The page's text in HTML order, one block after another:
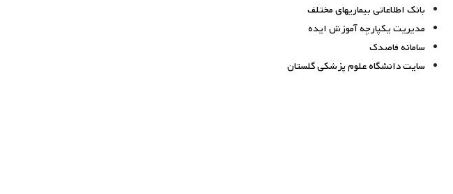
بانک اطلاعاتی بیماریهای مختلف
مدیریت یکپارچه آموزش ایده
سامانه فاصدک
سایت دانشگاه علوم پزشکی گلستان